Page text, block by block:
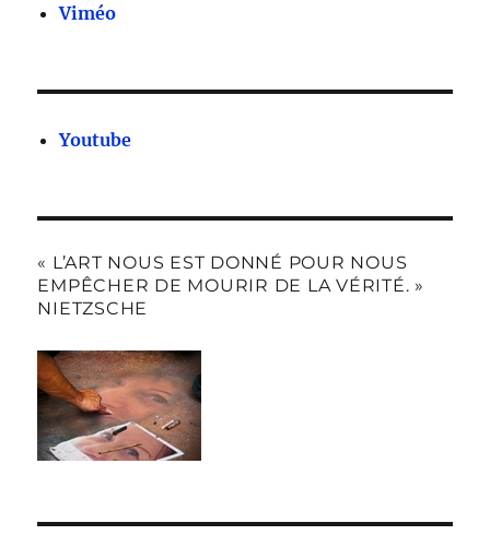
Viméo
Youtube
« L’ART NOUS EST DONNÉ POUR NOUS
EMPÊCHER DE MOURIR DE LA VÉRITÉ. »
NIETZSCHE